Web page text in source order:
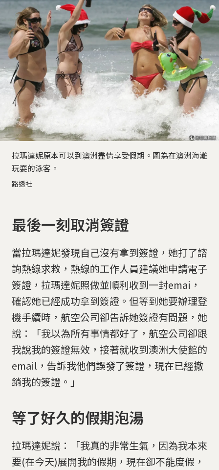
拉瑪達妮原本可以到澳洲盡情享受假期。圖為在澳洲海灘
玩耍的泳客。
路透社
最後一刻取消簽證
當拉瑪達妮發現自己沒有拿到簽證，她打了諮
詢熱線求救，熱線的工作人員建議她申請電子
簽證，拉瑪達妮照做並順利收到一封emai，
確認她已經成功拿到簽證。但等到她要辦理登
機手續時，航空公司卻告訴她簽證有問題，她
說：「我以為所有事情都好了，航空公司卻跟
我說我的簽證無效，接著就收到澳洲大使館的
email，告訴我他們誤發了簽證，現在已經撤
銷我的簽證。」
等了好久的假期泡湯
拉瑪達妮說：「我真的非常生氣，因為我本來
要(在今天)展開我的假期，現在卻不能度假，